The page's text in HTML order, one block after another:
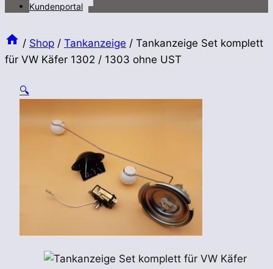
Kundenportal
/ Shop / Tankanzeige / Tankanzeige Set komplett
für VW Käfer 1302 / 1303 ohne UST
🔍